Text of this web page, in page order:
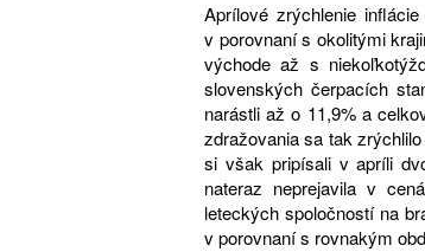
Aprílové zrýchlenie
v porovnaní s okolitými
východe až s
slovenských čerpacích
narástli až o 11,9% a
zdražovania sa tak
si však pripísali v apríli
nateraz neprejavila v
leteckých spoločností na
v porovnaní s rovnakým